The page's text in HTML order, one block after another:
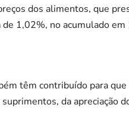
dos alimentos, que
1,02%, no acumulado
têm contribuído para
da apreciação